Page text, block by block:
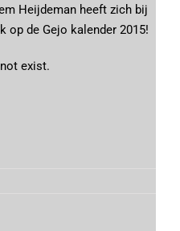
Heijdeman heeft zich bij
op de Gejo kalender 2015!
exist.